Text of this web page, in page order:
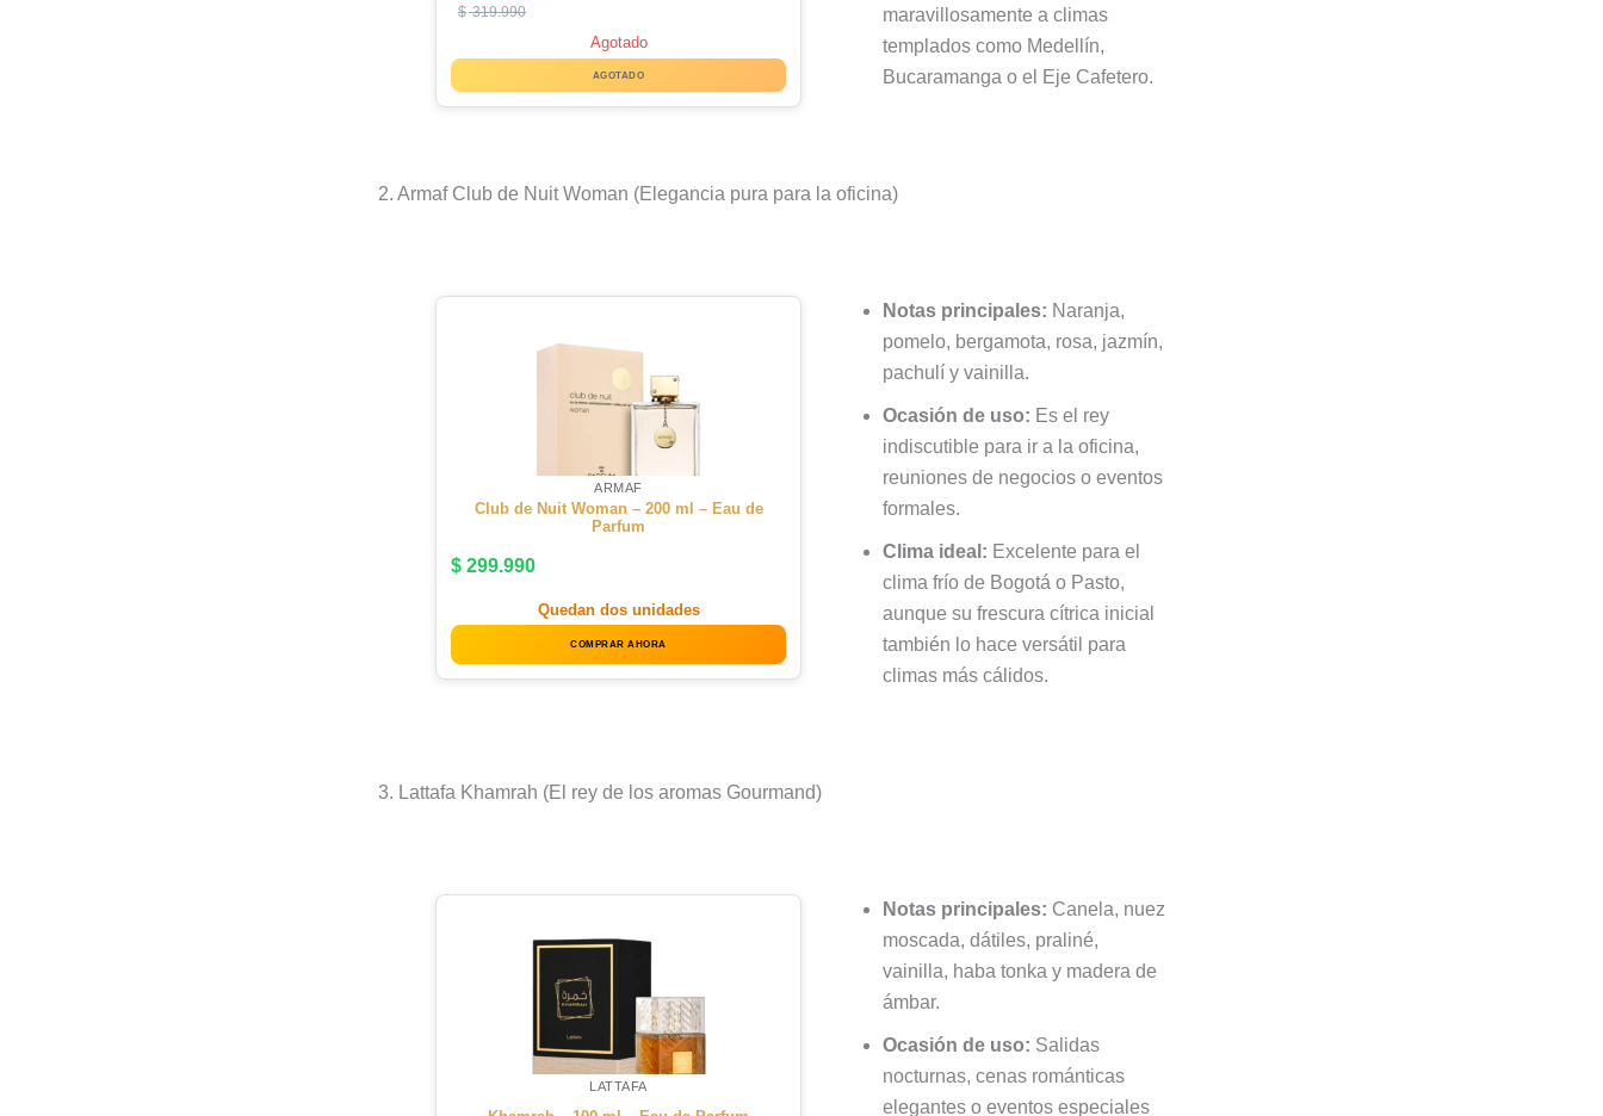
$319.990
Agotado
AGOTADO
maravillosamente a climas
templados como Medellín,
Bucaramanga o el Eje Cafetero.
2. Armaf Club de Nuit Woman (Elegancia pura para la oficina)
ARMAF
Club de Nuit Woman – 200 ml – Eau de
Parfum
$ 299.990
Quedan dos unidades
COMPRAR AHORA
Notas principales: Naranja,
pomelo, bergamota, rosa, jazmín,
pachulí y vainilla.
Ocasión de uso: Es el rey
indiscutible para ir a la oficina,
reuniones de negocios o eventos
formales.
Clima ideal: Excelente para el
clima frío de Bogotá o Pasto,
aunque su frescura cítrica inicial
también lo hace versátil para
climas más cálidos.
3. Lattafa Khamrah (El rey de los aromas Gourmand)
LATTAFA
Notas principales: Canela, nuez
moscada, dátiles, praliné,
vainilla, haba tonka y madera de
ámbar.
Ocasión de uso: Salidas
nocturnas, cenas románticas
elegantes o eventos especiales